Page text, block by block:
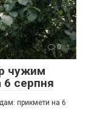
0
чужим
серпня
прикмети на 6